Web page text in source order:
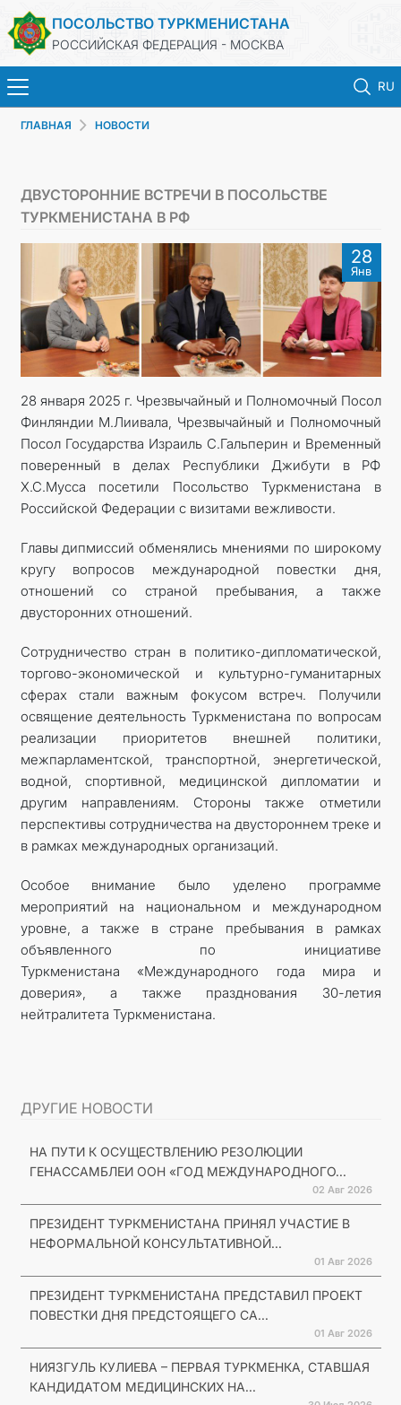
ПОСОЛЬСТВО ТУРКМЕНИСТАНА
РОССИЙСКАЯ ФЕДЕРАЦИЯ - МОСКВА
RU
ТУРКМЕНИСТАН
КОНСУЛЬСКИЕ УСЛУГИ
ВИЗА
КОНТАКТНЫЕ ДАННЫЕ
ГЛАВНАЯ НОВОСТИ
ДВУСТОРОННИЕ ВСТРЕЧИ В ПОСОЛЬСТВЕ
ТУРКМЕНИСТАНА В РФ
28
Янв
28 января 2025 г. Чрезвычайный и Полномочный Посол
Финляндии М.Лиивала, Чрезвычайный и Полномочный
Посол Государства Израиль С.Гальперин и Временный
поверенный в делах Республики Джибути в РФ
Х.С.Мусса посетили Посольство Туркменистана в
Российской Федерации с визитами вежливости.
Главы дипмиссий обменялись мнениями по широкому
кругу вопросов международной повестки дня,
отношений со страной пребывания, а также
двусторонних отношений.
Сотрудничество стран в политико-дипломатической,
торгово-экономической и культурно-гуманитарных
сферах стали важным фокусом встреч. Получили
освящение деятельность Туркменистана по вопросам
реализации приоритетов внешней политики,
межпарламентской, транспортной, энергетической,
водной, спортивной, медицинской дипломатии и
другим направлениям. Стороны также отметили
перспективы сотрудничества на двустороннем треке и
в рамках международных организаций.
Особое внимание было уделено программе
мероприятий на национальном и международном
уровне, а также в стране пребывания в рамках
объявленного по инициативе
Туркменистана «Международного года мира и
доверия», а также празднования 30-летия
нейтралитета Туркменистана.
ДРУГИЕ НОВОСТИ
НА ПУТИ К ОСУЩЕСТВЛЕНИЮ РЕЗОЛЮЦИИ
ГЕНАССАМБЛЕИ ООН «ГОД МЕЖДУНАРОДНОГО...
02 Авг 2026
ПРЕЗИДЕНТ ТУРКМЕНИСТАНА ПРИНЯЛ УЧАСТИЕ В
НЕФОРМАЛЬНОЙ КОНСУЛЬТАТИВНОЙ...
01 Авг 2026
ПРЕЗИДЕНТ ТУРКМЕНИСТАНА ПРЕДСТАВИЛ ПРОЕКТ
ПОВЕСТКИ ДНЯ ПРЕДСТОЯЩЕГО СА...
01 Авг 2026
НИЯЗГУЛЬ КУЛИЕВА – ПЕРВАЯ ТУРКМЕНКА, СТАВШАЯ
КАНДИДАТОМ МЕДИЦИНСКИХ НА...